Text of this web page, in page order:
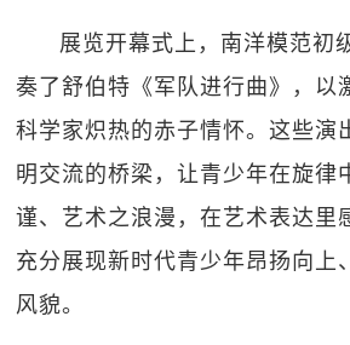
展览开幕式上，南洋模范初
奏了舒伯特《军队进行曲》，以
科学家炽热的赤子情怀。这些演
明交流的桥梁，让青少年在旋律
谨、艺术之浪漫，在艺术表达里
充分展现新时代青少年昂扬向上
风貌。